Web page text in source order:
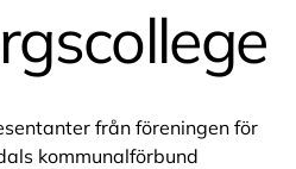
från föreningen för
kommunalförbund